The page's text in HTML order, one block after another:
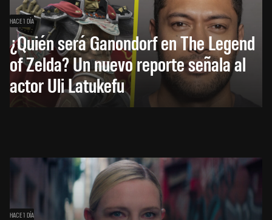
HACE 1 DÍA
¿Quién será Ganondorf en The Legend
of Zelda? Un nuevo reporte señala al
actor Uli Latukefu
HACE 1 DÍA